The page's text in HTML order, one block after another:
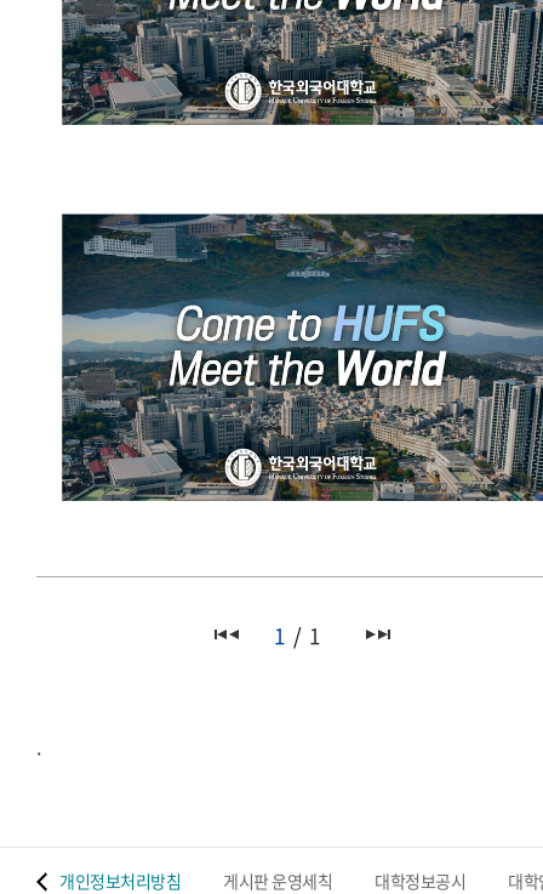
HUFS Official Promotional
Video (Chinese)
1 1
.
개인정보처리방침 게시판 운영세칙 대학정보공시 대